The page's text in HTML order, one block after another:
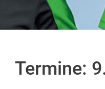
Termine: